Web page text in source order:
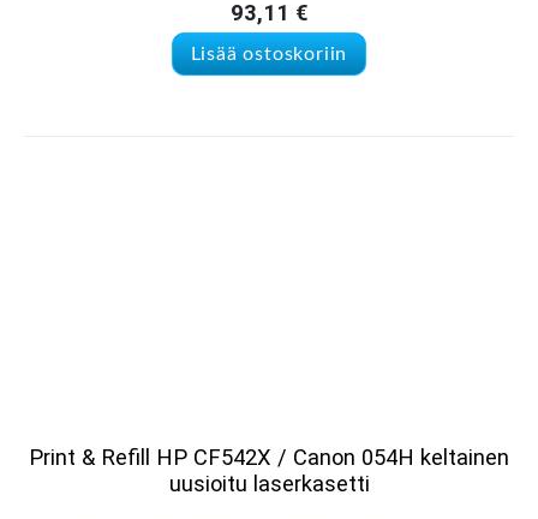
93,11 €
Lisää ostoskoriin
Print & Refill HP CF542X / Canon 054H keltainen
uusioitu laserkasetti